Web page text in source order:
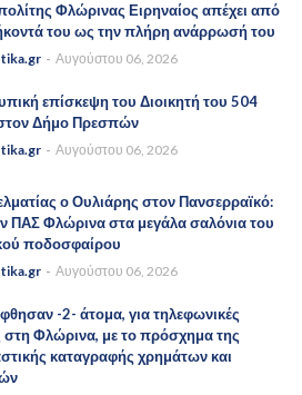
Φλώρινας Ειρηναίος απέχει από
του ως την πλήρη ανάρρωσή του
Αυγούστου 06, 2026
επίσκεψη του Διοικητή του 504
Δήμο Πρεσπών
Αυγούστου 06, 2026
ο Ουλιάρης στον Πανσερραϊκό:
ΠΑΣ Φλώρινα στα μεγάλα σαλόνια του
ποδοσφαίρου
Αυγούστου 06, 2026
-2- άτομα, για τηλεφωνικές
στη Φλώρινα, με το πρόσχημα της
καταγραφής χρημάτων και